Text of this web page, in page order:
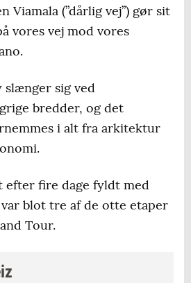
Viamala (”dårlig vej”) gør sit
vores vej mod vores
slænger sig ved
bredder, og det
i alt fra arkitektur
efter fire dage fyldt med
blot tre af de otte etaper
Tour.